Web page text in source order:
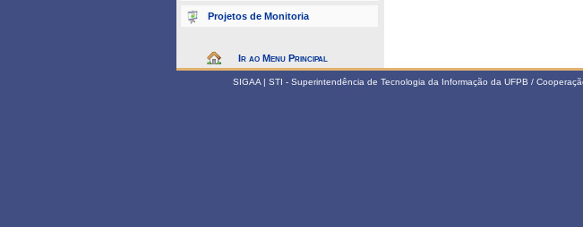
Projetos de Monitoria
Ir ao Menu Principal
SIGAA | STI - Superintendência de Tecnologia da Informação da UFPB /